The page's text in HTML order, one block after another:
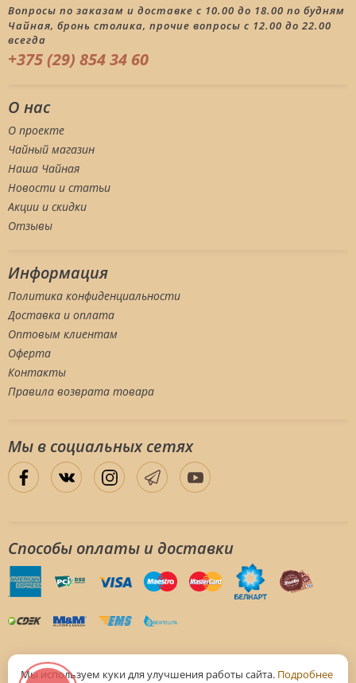
Вопросы по заказам и доставке с 10.00 до 18.00 по будням
Чайная, бронь столика, прочие вопросы с 12.00 до 22.00
всегда
+375 (29) 854 34 60
О нас
О проекте
Чайный магазин
Наша Чайная
Новости и статьи
Акции и скидки
Отзывы
Информация
Политика конфиденциальности
Доставка и оплата
Оптовым клиентам
Оферта
Контакты
Правила возврата товара
Мы в социальных сетяx
Способы оплаты и доставки
Частное предприятие "РубиВейв" УНП 192259405, свидетельство
Мы используем куки для улучшения работы сайта. Подробнее